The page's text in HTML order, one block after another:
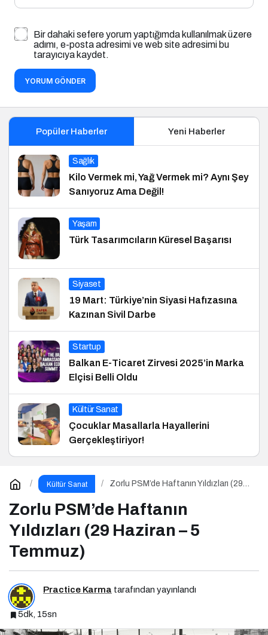
Bir dahaki sefere yorum yaptığımda kullanılmak üzere
adımı, e-posta adresimi ve web site adresimi bu
tarayıcıya kaydet.
YORUM GÖNDER
Popüler Haberler Yeni Haberler
Sağlık
Kilo Vermek mi, Yağ Vermek mi? Aynı Şey
Sanıyoruz Ama Değil!
Yaşam
Türk Tasarımcıların Küresel Başarısı
Siyaset
19 Mart: Türkiye’nin Siyasi Hafızasına
Kazınan Sivil Darbe
Startup
Balkan E-Ticaret Zirvesi 2025’in Marka
Elçisi Belli Oldu
Kültür Sanat
Çocuklar Masallarla Hayallerini
Gerçekleştiriyor!
Kültür Sanat
Zorlu PSM’de Haftanın Yıldızları (29
Zorlu PSM’de Haftanın
Yıldızları (29 Haziran – 5
Temmuz)
Practice Karma tarafından yayınlandı
5dk, 15sn